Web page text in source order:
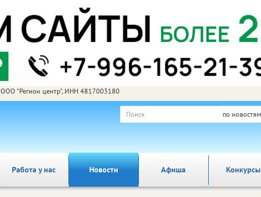
ООО "Регион центр", ИНН 4817003180
по новостям
Работа у нас Новости Афиша Конкурсы